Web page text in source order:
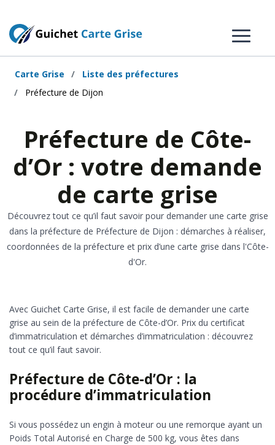
Carte Grise
Liste des préfectures
Préfecture de Dijon
Préfecture de Côte-
d’Or : votre demande
de carte grise
Découvrez tout ce qu’il faut savoir pour demander une carte grise
dans la préfecture de Préfecture de Dijon : démarches à réaliser,
coordonnées de la préfecture et prix d’une carte grise dans l'Côte-
d'Or.
Avec Guichet Carte Grise, il est facile de demander une carte
grise au sein de la préfecture de Côte-d’Or. Prix du certificat
d’immatriculation et démarches d’immatriculation : découvrez
tout ce qu’il faut savoir.
Préfecture de Côte-d’Or : la
procédure d’immatriculation
Si vous possédez un engin à moteur ou une remorque ayant un
Poids Total Autorisé en Charge de 500 kg, vous êtes dans